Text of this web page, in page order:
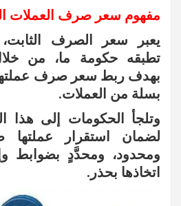
مفهوم سعر صرف العملات
يعبر سعر الصرف
تطبقه حكومة ما، من
بهدف ربط سعر صرف عملتها
بسلة من العملات.
وتلجأ الحكومات إلى هذا
لضمان استقرار
ومحدود، ومحدَّدٍ بضوابط
اتخاذها بحذر.